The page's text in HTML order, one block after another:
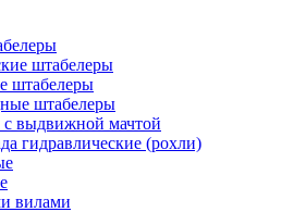
штабелеры
штабелеры
штабелеры
выдвижной мачтой
гидравлические (рохли)
вилами